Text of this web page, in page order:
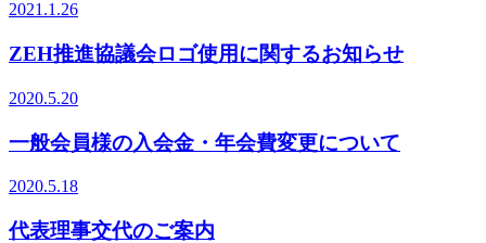
2021.1.26
ZEH推進協議会ロゴ使用に関するお知らせ
2020.5.20
一般会員様の入会金・年会費変更について
2020.5.18
代表理事交代のご案内